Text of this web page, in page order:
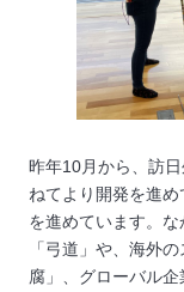
昨年10月から、訪
ねてより開発を進
を進めています。
「弓道」や、海外
腐」、グローバル